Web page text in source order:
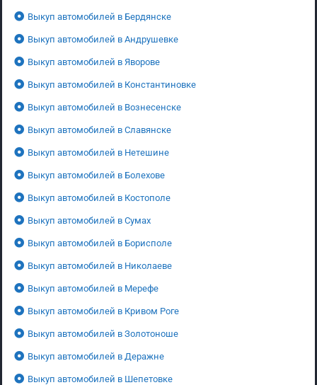
Выкуп автомобилей в Бердянске
Выкуп автомобилей в Андрушевке
Выкуп автомобилей в Яворове
Выкуп автомобилей в Константиновке
Выкуп автомобилей в Вознесенске
Выкуп автомобилей в Славянске
Выкуп автомобилей в Нетешине
Выкуп автомобилей в Болехове
Выкуп автомобилей в Костополе
Выкуп автомобилей в Сумах
Выкуп автомобилей в Борисполе
Выкуп автомобилей в Николаеве
Выкуп автомобилей в Мерефе
Выкуп автомобилей в Кривом Роге
Выкуп автомобилей в Золотоноше
Выкуп автомобилей в Деражне
Выкуп автомобилей в Шепетовке